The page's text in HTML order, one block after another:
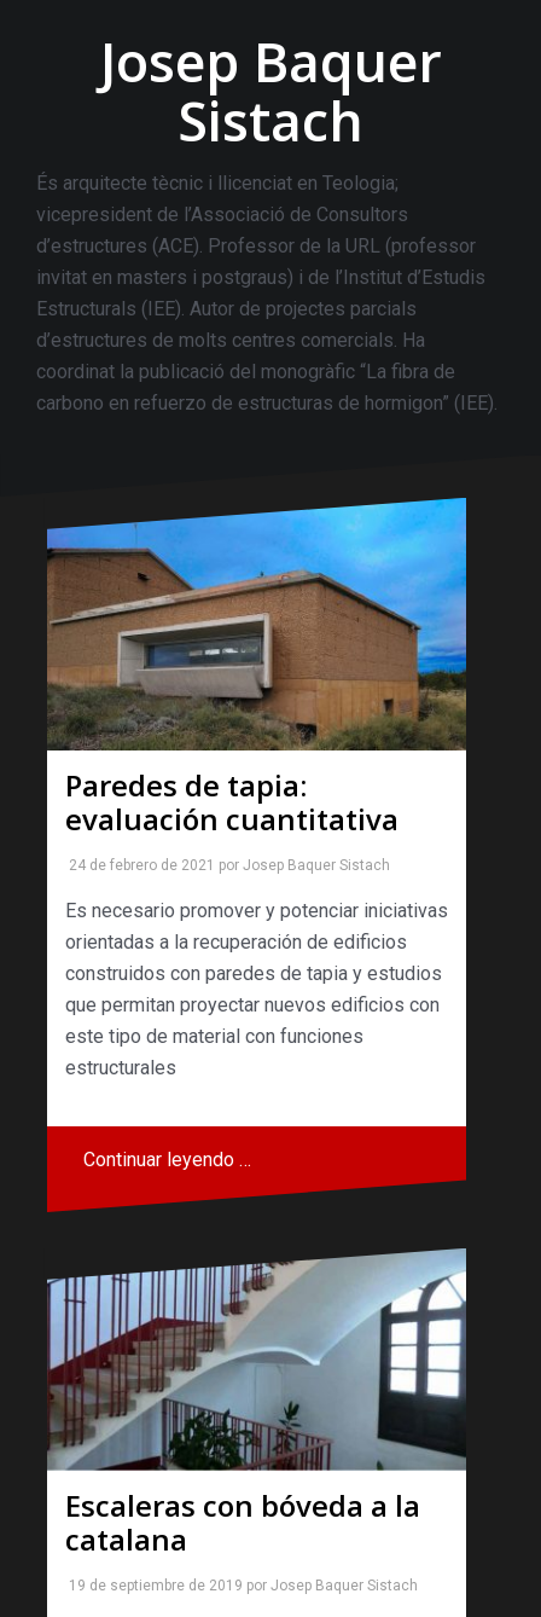
Josep Baquer
Sistach
És arquitecte tècnic i llicenciat en Teologia;
vicepresident de l’Associació de Consultors
d’estructures (ACE). Professor de la URL (professor
invitat en masters i postgraus) i de l’Institut d’Estudis
Estructurals (IEE). Autor de projectes parcials
d’estructures de molts centres comercials. Ha
coordinat la publicació del monogràfic “La fibra de
carbono en refuerzo de estructuras de hormigon” (IEE).
Paredes de tapia:
evaluación cuantitativa
24 de febrero de 2021 por Josep Baquer Sistach
Es necesario promover y potenciar iniciativas
orientadas a la recuperación de edificios
construidos con paredes de tapia y estudios
que permitan proyectar nuevos edificios con
este tipo de material con funciones
estructurales
Continuar leyendo …
Escaleras con bóveda a la
catalana
19 de septiembre de 2019 por Josep Baquer Sistach